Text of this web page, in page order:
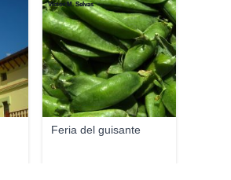
Feria del guisante
Victor M. Selvas